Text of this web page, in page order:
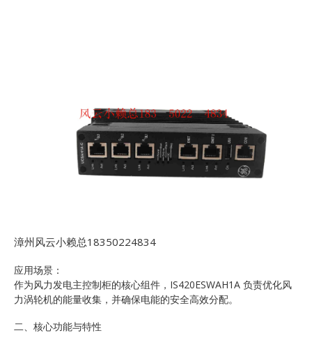
漳州风云小赖总18350224834
应用场景：
作为风力发电主控制柜的核心组件，IS420ESWAH1A 负责优化风
力涡轮机的能量收集，并确保电能的安全高效分配。
二、核心功能与特性